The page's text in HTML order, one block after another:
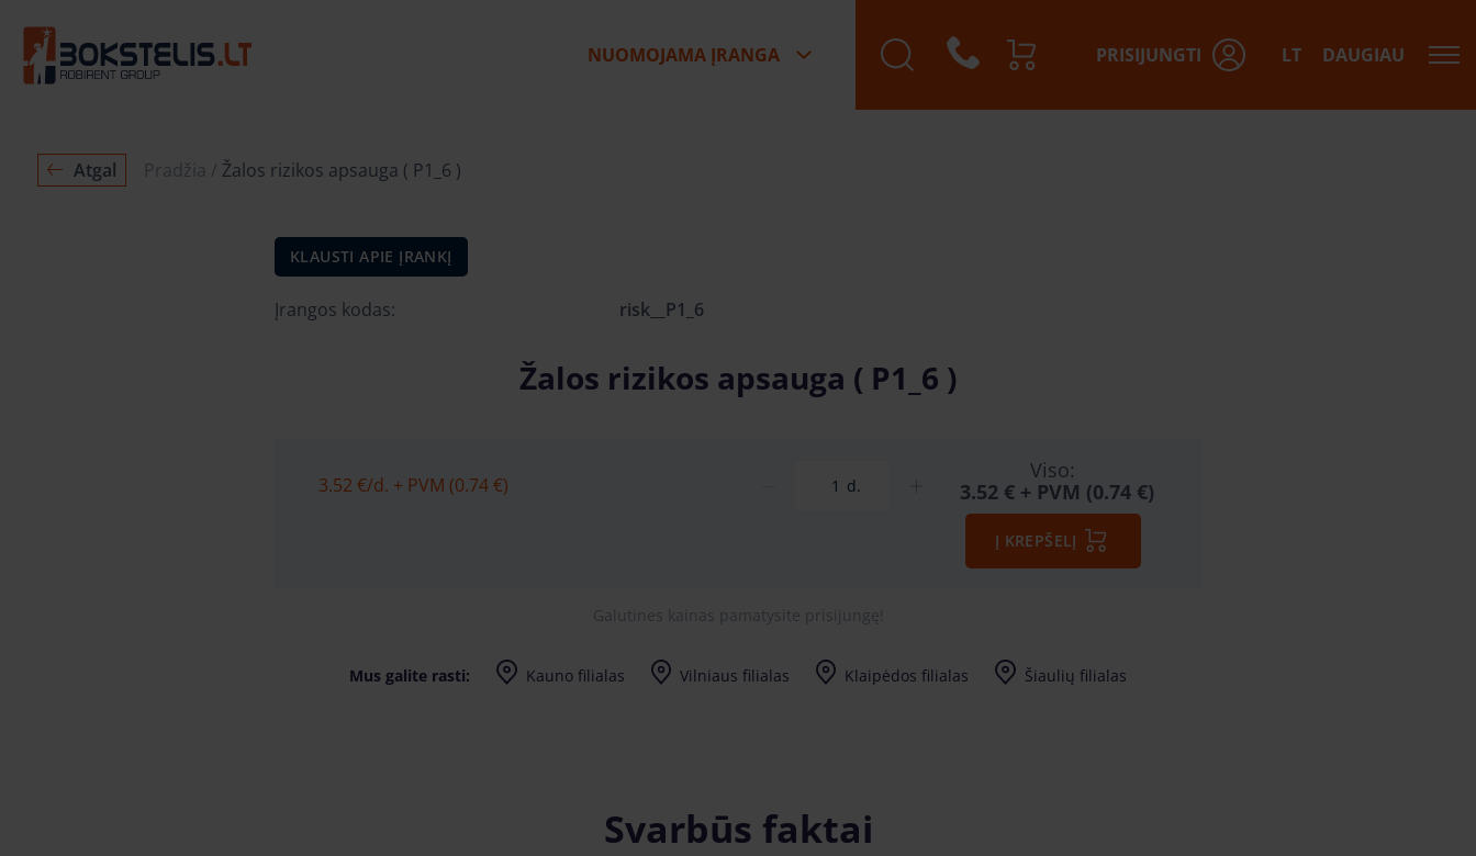
NUOMOJAMA ĮRANGA PRISIJUNGTI LT DAUGIAU
Atgal Pradžia Žalos rizikos apsauga ( P1_6 )
KLAUSTI APIE ĮRANKĮ
Įrangos kodas: risk__P1_6
Žalos rizikos apsauga ( P1_6 )
3.52 €/d. + PVM (0.74 €) d.
Viso:
3.52 € + PVM (0.74 €)
Į KREPŠELĮ
Galutines kainas pamatysite prisijungę!
Mus galite rasti: Kauno filialas Vilniaus filialas Klaipėdos filialas Šiaulių filialas
Svarbūs faktai